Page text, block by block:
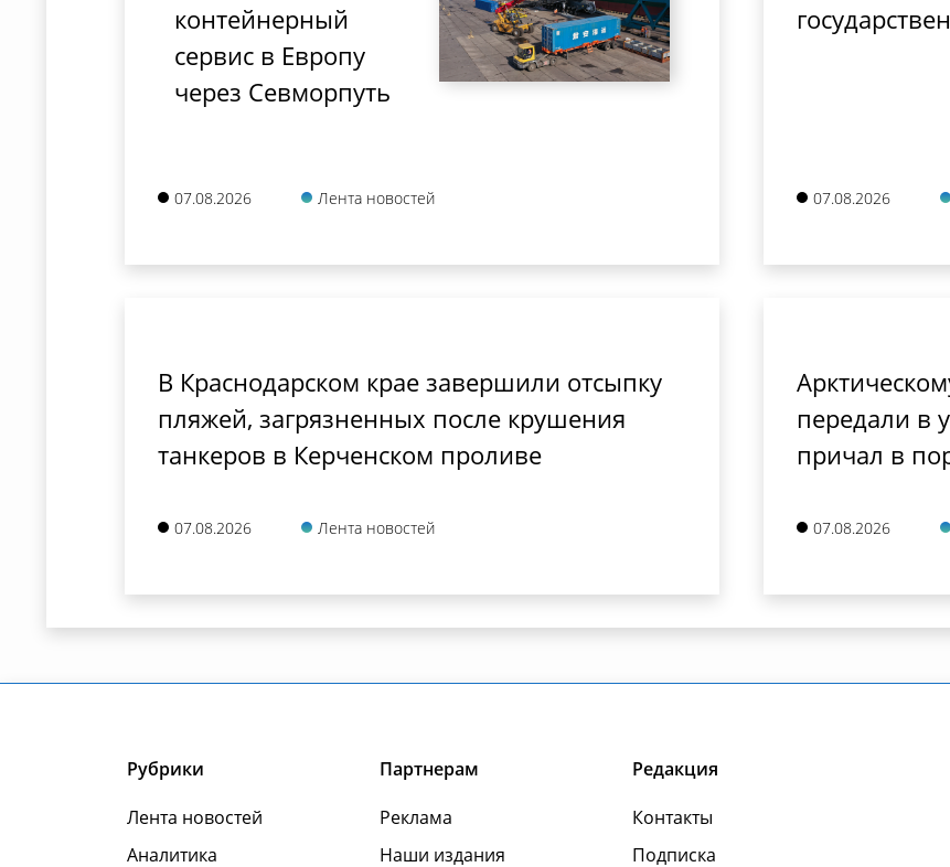
контейнерный
сервис в Европу
через Севморпуть
07.08.2026 Лента новостей 07.08.2026
В Краснодарском крае завершили отсыпку
пляжей, загрязненных после крушения
танкеров в Керченском проливе
07.08.2026 Лента новостей
передали в
причал в
07.08.2026
Рубрики
Лента новостей
Аналитика
Партнерам
Реклама
Наши издания
Редакция
Контакты
Подписка